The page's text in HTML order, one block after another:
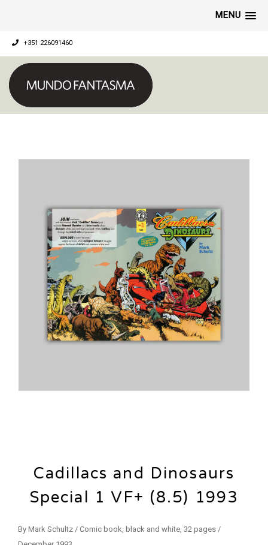
MENU
+351 226091460
Cadillacs and Dinosaurs
Special 1 VF+ (8.5) 1993
By Mark Schultz / Comic book, black and white, 32 pages /